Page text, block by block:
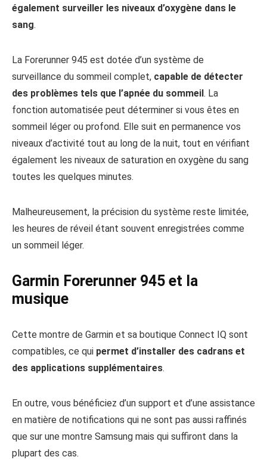
également surveiller les niveaux d’oxygène dans le
sang.
La Forerunner 945 est dotée d’un système de
surveillance du sommeil complet, capable de détecter
des problèmes tels que l’apnée du sommeil. La
fonction automatisée peut déterminer si vous êtes en
sommeil léger ou profond. Elle suit en permanence vos
niveaux d’activité tout au long de la nuit, tout en vérifiant
également les niveaux de saturation en oxygène du sang
toutes les quelques minutes.
Malheureusement, la précision du système reste limitée,
les heures de réveil étant souvent enregistrées comme
un sommeil léger.
Garmin Forerunner 945 et la
musique
Cette montre de Garmin et sa boutique Connect IQ sont
compatibles, ce qui permet d’installer des cadrans et
des applications supplémentaires.
En outre, vous bénéficiez d’un support et d’une assistance
en matière de notifications qui ne sont pas aussi raffinés
que sur une montre Samsung mais qui suffiront dans la
plupart des cas.